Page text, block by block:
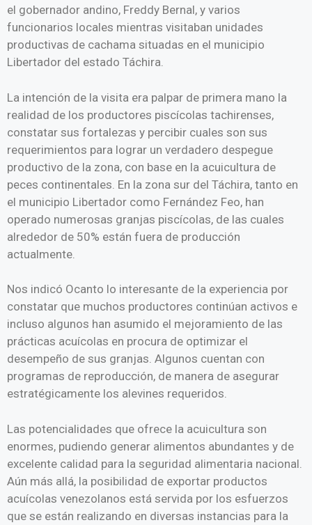
el gobernador andino, Freddy Bernal, y varios
funcionarios locales mientras visitaban unidades
productivas de cachama situadas en el municipio
Libertador del estado Táchira.
La intención de la visita era palpar de primera mano la
realidad de los productores piscícolas tachirenses,
constatar sus fortalezas y percibir cuales son sus
requerimientos para lograr un verdadero despegue
productivo de la zona, con base en la acuicultura de
peces continentales. En la zona sur del Táchira, tanto en
el municipio Libertador como Fernández Feo, han
operado numerosas granjas piscícolas, de las cuales
alrededor de 50% están fuera de producción
actualmente.
Nos indicó Ocanto lo interesante de la experiencia por
constatar que muchos productores continúan activos e
incluso algunos han asumido el mejoramiento de las
prácticas acuícolas en procura de optimizar el
desempeño de sus granjas. Algunos cuentan con
programas de reproducción, de manera de asegurar
estratégicamente los alevines requeridos.
Las potencialidades que ofrece la acuicultura son
enormes, pudiendo generar alimentos abundantes y de
excelente calidad para la seguridad alimentaria nacional.
Aún más allá, la posibilidad de exportar productos
acuícolas venezolanos está servida por los esfuerzos
que se están realizando en diversas instancias para la